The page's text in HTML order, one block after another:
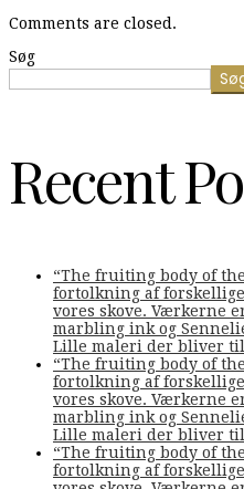
Comments are closed.
Søg
Recent
“The fruiting body of
fortolkning af
vores skove. Værkerne
marbling ink og
Lille maleri der bliver
“The fruiting body of
fortolkning af
vores skove. Værkerne
marbling ink og
Lille maleri der bliver
“The fruiting body of
fortolkning af